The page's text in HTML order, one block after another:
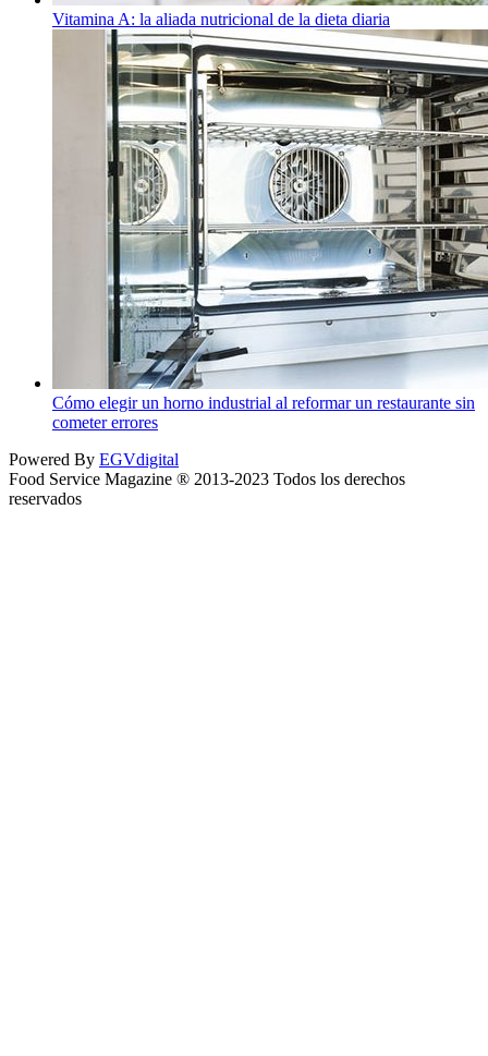
Vitamina A: la aliada nutricional de la dieta diaria
Cómo elegir un horno industrial al reformar un restaurante sin
cometer errores
Powered By EGVdigital
Food Service Magazine ® 2013-2023 Todos los derechos
reservados